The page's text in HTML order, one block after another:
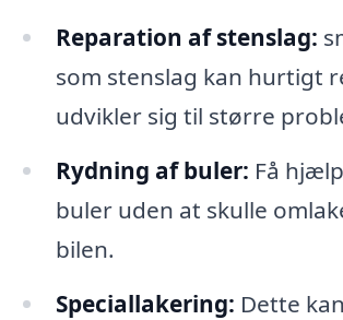
Reparation af stenslag:
som stenslag kan hurtigt
udvikler sig til større
Rydning af buler: Få
buler uden at skulle
bilen.
Speciallakering: Dette